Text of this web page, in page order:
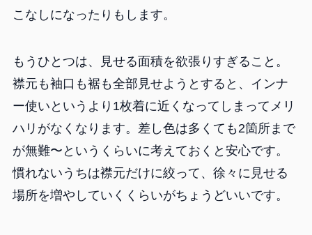
こなしになったりもします。
もうひとつは、見せる面積を欲張りすぎること。
襟元も袖口も裾も全部見せようとすると、インナ
ー使いというより1枚着に近くなってしまってメリ
ハリがなくなります。差し色は多くても2箇所まで
が無難〜というくらいに考えておくと安心です。
慣れないうちは襟元だけに絞って、徐々に見せる
場所を増やしていくくらいがちょうどいいです。